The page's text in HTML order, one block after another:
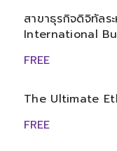
สาขาธุรกิจดิจิทัลร
International
FREE
The Ultimate
FREE